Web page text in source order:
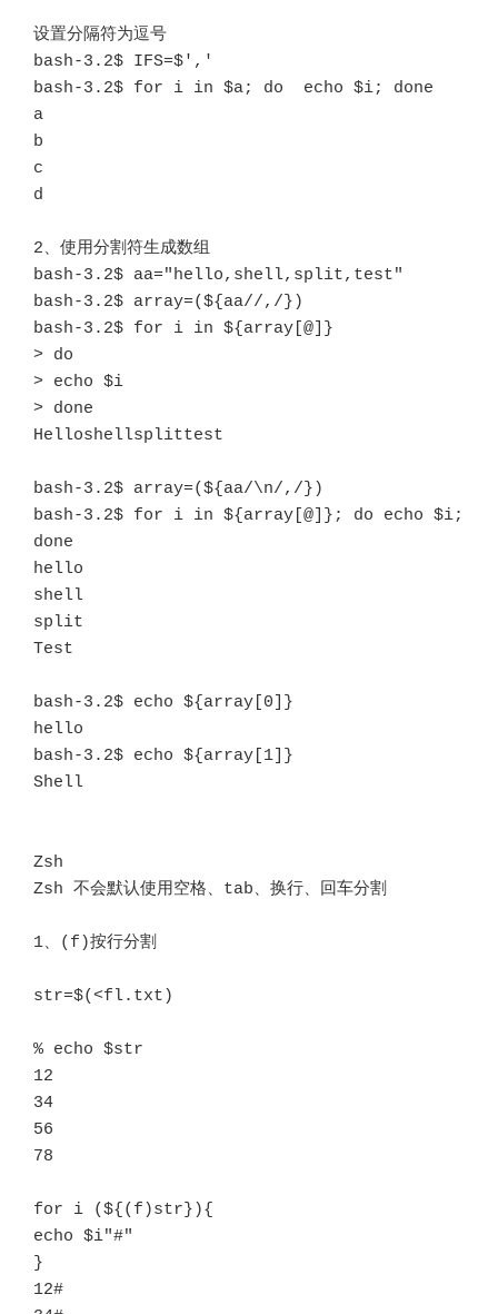
设置分隔符为逗号
bash-3.2$ IFS=$','
bash-3.2$ for i in $a; do  echo $i; done
a
b
c
d
2、使用分割符生成数组
bash-3.2$ aa="hello,shell,split,test"
bash-3.2$ array=(${aa//,/})
bash-3.2$ for i in ${array[@]}
> do
> echo $i
> done
Helloshellsplittest
bash-3.2$ array=(${aa/\n/,/})
bash-3.2$ for i in ${array[@]}; do echo $i;
done
hello
shell
split
Test
bash-3.2$ echo ${array[0]}
hello
bash-3.2$ echo ${array[1]}
Shell
Zsh
Zsh 不会默认使用空格、tab、换行、回车分割
1、(f)按行分割
str=$(<fl.txt)
% echo $str
12
34
56
78
for i (${(f)str}){
echo $i"#"
}
12#